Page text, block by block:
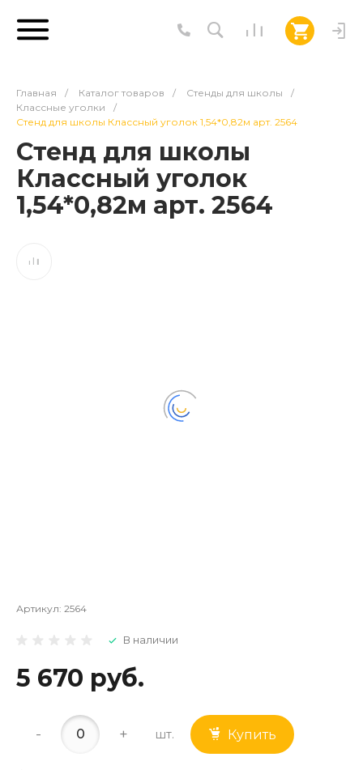
Главная / Каталог товаров / Стенды для школы
/
Классные уголки
/
Стенд для школы Классный уголок 1,54*0,82м арт. 2564
Стенд для школы
Классный уголок
1,54*0,82м арт. 2564
Артикул: 2564
В наличии
5 670 руб.
- + шт. Купить